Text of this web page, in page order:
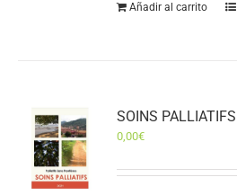
Añadir al carrito
SOINS PALLIATIFS
0,00€